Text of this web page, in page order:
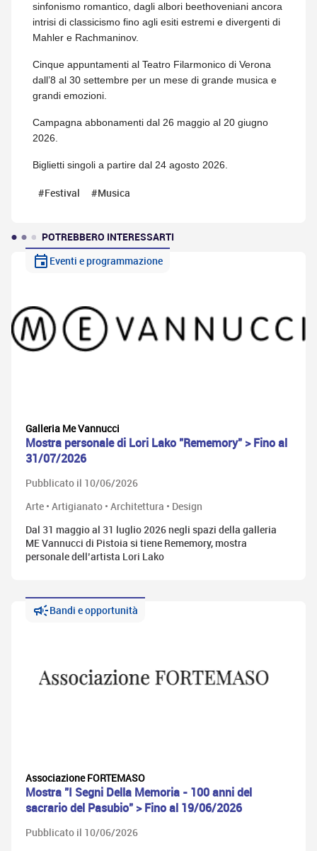
sinfonismo romantico, dagli albori beethoveniani ancora
intrisi di classicismo fino agli esiti estremi e divergenti di
Mahler e Rachmaninov.
Cinque appuntamenti al Teatro Filarmonico di Verona
dall’8 al 30 settembre per un mese di grande musica e
grandi emozioni.
Campagna abbonamenti dal 26 maggio al 20 giugno
2026.
Biglietti singoli a partire dal 24 agosto 2026.
#Festival #Musica
POTREBBERO INTERESSARTI
Eventi e programmazione
Galleria Me Vannucci
Mostra personale di Lori Lako "Rememory" > Fino al
31/07/2026
Pubblicato il 10/06/2026
Arte • Artigianato • Architettura • Design
Dal 31 maggio al 31 luglio 2026 negli spazi della galleria
ME Vannucci di Pistoia si tiene Rememory, mostra
personale dell’artista Lori Lako
Bandi e opportunità
Associazione FORTEMASO
Mostra "I Segni Della Memoria - 100 anni del
sacrario del Pasubio" > Fino al 19/06/2026
Pubblicato il 10/06/2026